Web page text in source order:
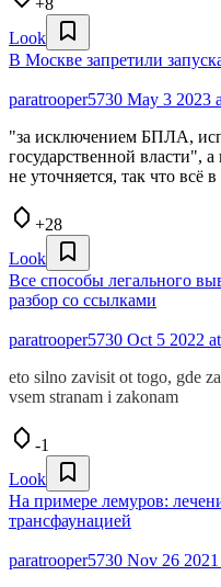
+8
Look
В Москве запретили
paratrooper5730 May 3 2023
"за исключением БПЛА,
государственной власти",
не уточняется, так что всё
+28
Look
Все способы легального
разбор со ссылками
paratrooper5730 Oct 5 2022
eto silno zavisit ot togo, gde
vsem stranam i zakonam
-1
Look
На примере лемуров:
трансфаунацией
paratrooper5730 Nov 26